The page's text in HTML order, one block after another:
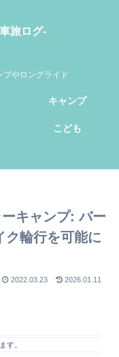
旅ログ-
プやロングライド
キャンプ
こども
キャンプ: バー
ク輪行を可能に
2022.03.23 2026.01.11
す。